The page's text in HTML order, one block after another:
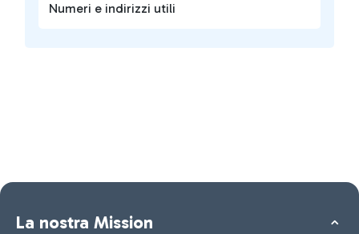
Numeri e indirizzi utili
La nostra Mission